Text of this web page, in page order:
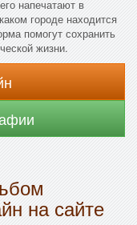
напечатают в
городе находится
помогут сохранить
жизни.
на сайте